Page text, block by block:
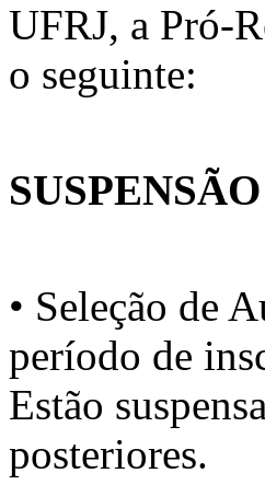
UFRJ, a Pró-
o seguinte:
• Seleção de
período de
Estão
posteriores.